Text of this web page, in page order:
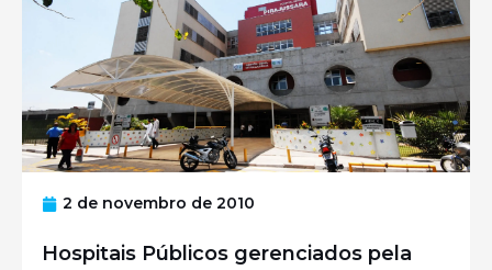
2 de novembro de 2010
Hospitais Públicos gerenciados pela